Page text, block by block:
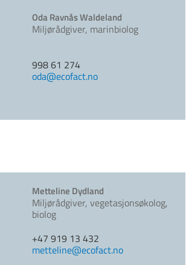
Oda Ravnås Waldeland
Miljørådgiver, marinbiolog
998 61 274
oda@ecofact.no
Metteline Dydland
Miljørådgiver, vegetasjonsøkolog,
biolog
+47 919 13 432
metteline@ecofact.no